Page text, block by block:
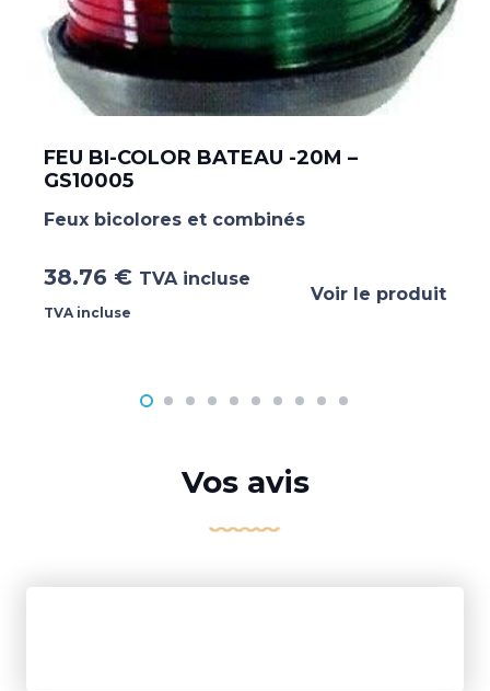
FEU BI-COLOR BATEAU -20M –
GS10005
Feux bicolores et combinés
38.76 € TVA incluse
TVA incluse
Voir le produit
Vos avis